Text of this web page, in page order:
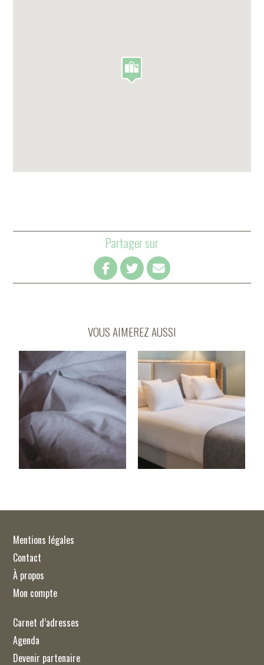
Partager sur
VOUS AIMEREZ AUSSI
Mentions légales
Contact
À propos
Mon compte
Carnet d’adresses
Agenda
Devenir partenaire